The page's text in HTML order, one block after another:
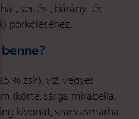
, sertés-, bárány- és
pörköléséhez.
% zsír), víz, vegyes
(körte, sárga mirabella,
kivonat, szarvasmarha